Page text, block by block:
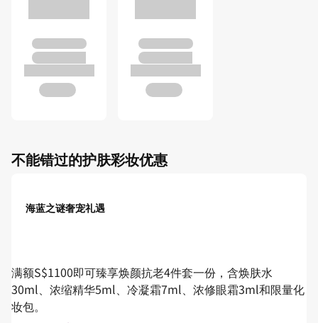
不能错过的护肤彩妆优惠
海蓝之谜奢宠礼遇
满额S$1100即可臻享焕颜抗老4件套一份，含焕肤水
30ml、浓缩精华5ml、冷凝霜7ml、浓修眼霜3ml和限量化
妆包。